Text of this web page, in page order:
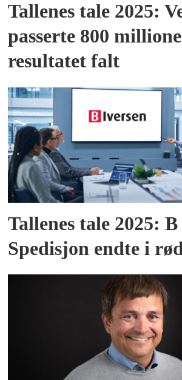
Tallenes tale 2025:
passerte 800
resultatet falt
Tallenes tale 2025:
Spedisjon endte i